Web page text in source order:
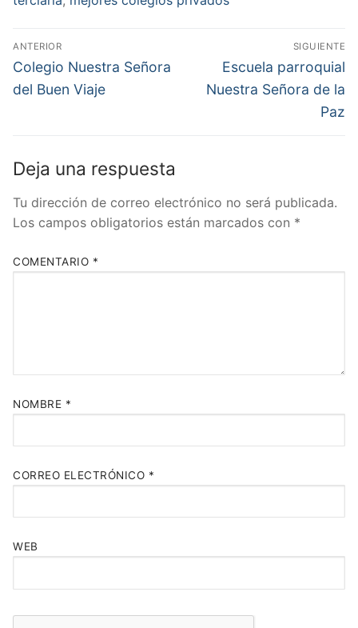
Navegación
de
entradas
ANTERIOR
Entrada
anterior:
Colegio Nuestra Señora
del Buen Viaje
SIGUIENTE
Entrada
siguiente:
Escuela parroquial
Nuestra Señora de la
Paz
Deja una respuesta
Tu dirección de correo electrónico no será publicada.
Los campos obligatorios están marcados con *
COMENTARIO *
NOMBRE *
CORREO ELECTRÓNICO *
WEB